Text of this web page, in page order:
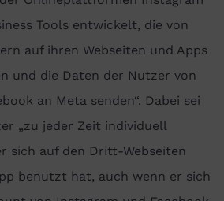
Tools entwickelt, die von
auf ihren Webseiten und Apps
und die Daten der Nutzer von
an Meta senden“. Dabei sei
„zu jeder Zeit individuell
sich auf den Dritt-Webseiten
benutzt hat, auch wenn er sich